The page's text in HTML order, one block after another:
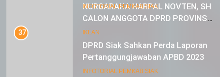
NURGARAHA HARPAL NOVTEN, SH
CALON ANGGOTA DPRD PROVINSI
DKI JAKARTA
IKLAN
DPRD Siak Sahkan Perda Laporan
Pertanggungjawaban APBD 2023
INFOTORIAL PEMKAB SIAK